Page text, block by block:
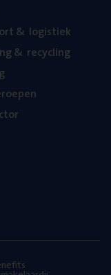
& logistiek
& recycling